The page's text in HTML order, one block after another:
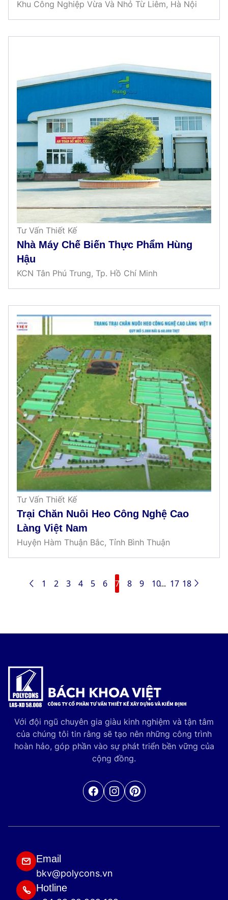
Khu Công Nghiệp Vừa Và Nhỏ Từ Liêm, Hà Nội
Tư Vấn Thiết Kế
Nhà Máy Chế Biến Thực Phẩm Hùng
Hậu
KCN Tân Phú Trung, Tp. Hồ Chí Minh
Tư Vấn Thiết Kế
Trại Chăn Nuôi Heo Công Nghệ Cao
Làng Việt Nam
Huyện Hàm Thuận Bắc, Tỉnh Bình Thuận
1 2 3 4 5 6 7 8 9 10... 17 18
Với đội ngũ chuyên gia giàu kinh nghiệm và tận tâm
của chúng tôi tin rằng sẽ tạo nên những công trình
hoàn hảo, góp phần vào sự phát triển bền vững của
cộng đồng.
Facebook Pinterest
Email
bkv@polycons.vn
Hotline